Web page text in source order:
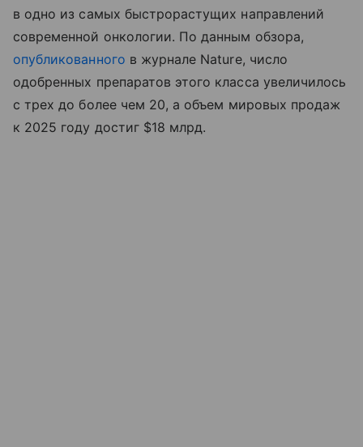
в одно из самых быстрорастущих направлений
современной онкологии. По данным обзора,
опубликованного в журнале Nature, число
одобренных препаратов этого класса увеличилось
с трех до более чем 20, а объем мировых продаж
к 2025 году достиг $18 млрд.